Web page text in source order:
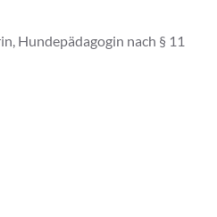
Hundepädagogin nach § 11